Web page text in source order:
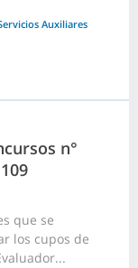
Auxiliares
n°
que se
los cupos de